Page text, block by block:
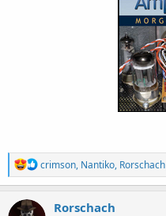
R
e
a
c
crimson, Nantiko, Rorschach
Rorschach